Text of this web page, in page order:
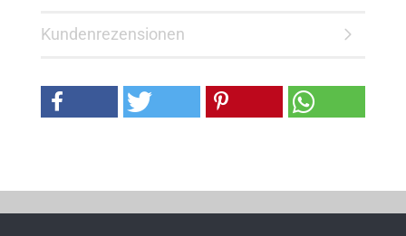
Kundenrezensionen